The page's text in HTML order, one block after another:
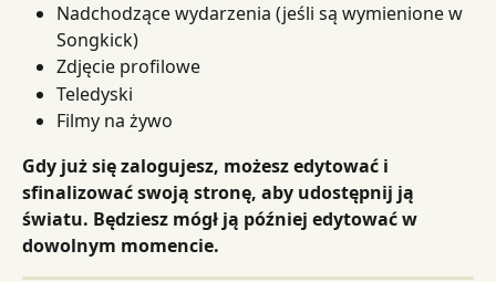
Nadchodzące wydarzenia (jeśli są wymienione w
Songkick)
Zdjęcie profilowe
Teledyski
Filmy na żywo
Gdy już się zalogujesz, możesz edytować i
sfinalizować swoją stronę, aby udostępnij ją
światu. Będziesz mógł ją później edytować w
dowolnym momencie.